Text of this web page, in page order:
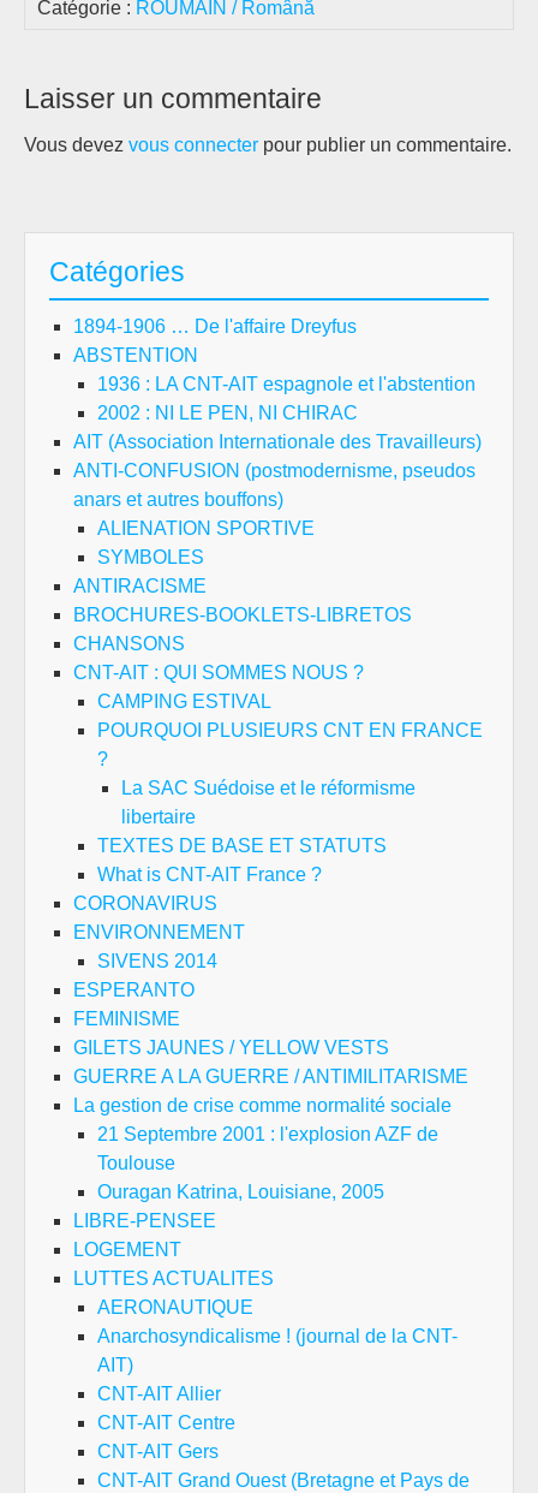
Catégorie : ROUMAIN / Română
Laisser un commentaire
Vous devez vous connecter pour publier un commentaire.
Catégories
1894-1906 … De l'affaire Dreyfus
ABSTENTION
1936 : LA CNT-AIT espagnole et l'abstention
2002 : NI LE PEN, NI CHIRAC
AIT (Association Internationale des Travailleurs)
ANTI-CONFUSION (postmodernisme, pseudos
anars et autres bouffons)
ALIENATION SPORTIVE
SYMBOLES
ANTIRACISME
BROCHURES-BOOKLETS-LIBRETOS
CHANSONS
CNT-AIT : QUI SOMMES NOUS ?
CAMPING ESTIVAL
POURQUOI PLUSIEURS CNT EN FRANCE
?
La SAC Suédoise et le réformisme
libertaire
TEXTES DE BASE ET STATUTS
What is CNT-AIT France ?
CORONAVIRUS
ENVIRONNEMENT
SIVENS 2014
ESPERANTO
FEMINISME
GILETS JAUNES / YELLOW VESTS
GUERRE A LA GUERRE / ANTIMILITARISME
La gestion de crise comme normalité sociale
21 Septembre 2001 : l'explosion AZF de
Toulouse
Ouragan Katrina, Louisiane, 2005
LIBRE-PENSEE
LOGEMENT
LUTTES ACTUALITES
AERONAUTIQUE
Anarchosyndicalisme ! (journal de la CNT-
AIT)
CNT-AIT Allier
CNT-AIT Centre
CNT-AIT Gers
CNT-AIT Grand Ouest (Bretagne et Pays de